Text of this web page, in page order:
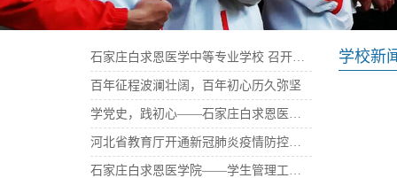
学校新
百年征程波澜壮阔，百年初心历久弥坚